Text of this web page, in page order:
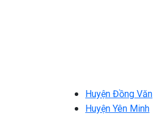
Huyện Đồng Văn
Huyện Yên Minh